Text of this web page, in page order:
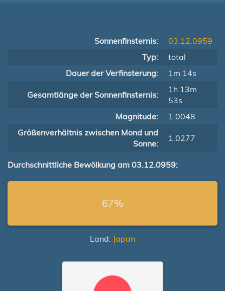
Sonnenfinsternis:
03.12.0959
Typ:
total
Dauer der Verfinsterung:
1m 14s
Gesamtlänge der Sonnenfinsternis:
1h 13m
53s
Magnitude:
1.0048
Größenverhältnis zwischen Mond und
Sonne:
1.0277
Durchschnittliche Bewölkung am 03.12.0959:
67%
Land: Japan